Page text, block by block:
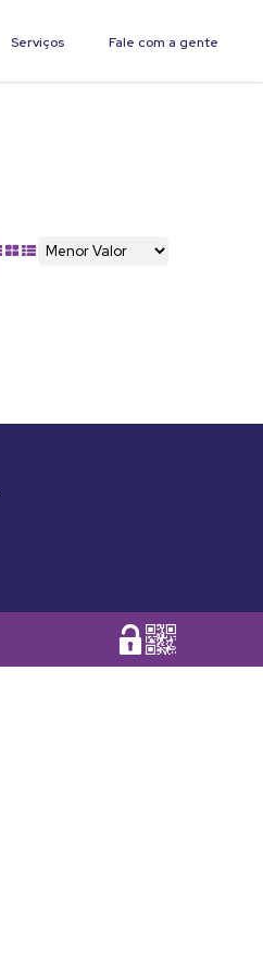
Serviços Fale com a gente